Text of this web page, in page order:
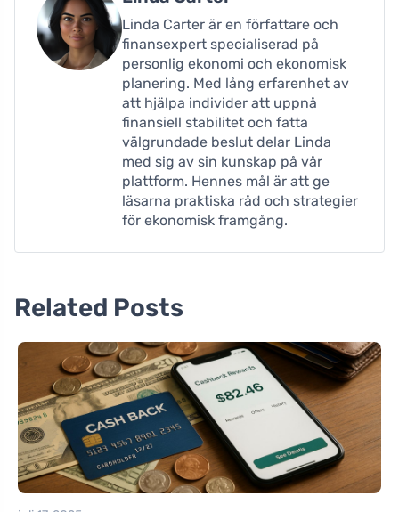
Linda Carter är en författare och
finansexpert specialiserad på
personlig ekonomi och ekonomisk
planering. Med lång erfarenhet av
att hjälpa individer att uppnå
finansiell stabilitet och fatta
välgrundade beslut delar Linda
med sig av sin kunskap på vår
plattform. Hennes mål är att ge
läsarna praktiska råd och strategier
för ekonomisk framgång.
Related Posts